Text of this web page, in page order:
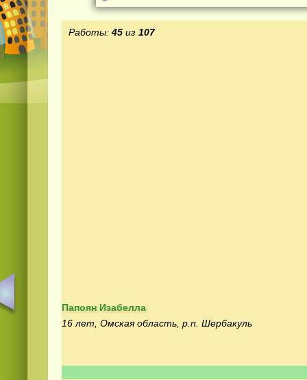
Работы: 45 из 107
Папоян Изабелла
16 лет, Омская область, р.п. Шербакуль